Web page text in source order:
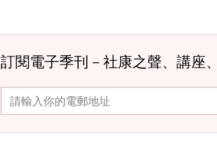
訂閱電子季刊－社康之聲、講座
請輸入你的電郵地址